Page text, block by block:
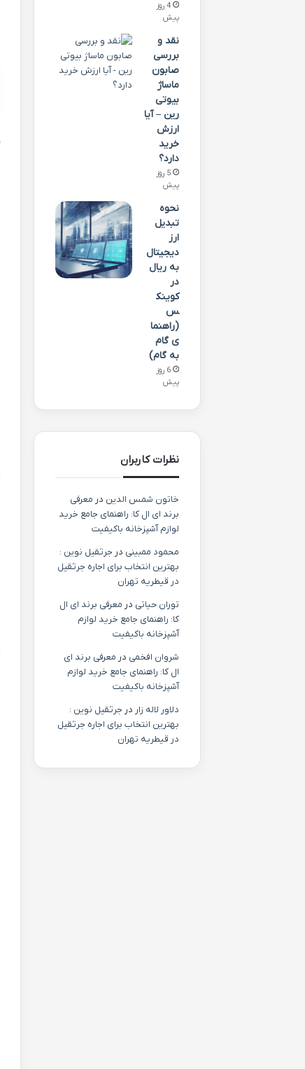
4 روز
پیش
نقد و
بررسی
صابون
ماساژ
بیوتی
رین – آیا
ارزش
خرید
دارد؟
5 روز
پیش
نحوه
تبدیل
ارز
دیجیتال
به ریال
در
کوینک
س
(راهنما
ی گام
به گام)
6 روز
پیش
نظرات کاربران
خاتون شمس الدین در معرفی
برند ای ال کا: راهنمای جامع خرید
لوازم آشپزخانه باکیفیت
محمود ممبینی در جرثقیل نوین :
بهترین انتخاب برای اجاره جرثقیل
در قیطریه تهران
توران حیاتی در معرفی برند ای ال
کا: راهنمای جامع خرید لوازم
آشپزخانه باکیفیت
شروان افخمی در معرفی برند ای
ال کا: راهنمای جامع خرید لوازم
آشپزخانه باکیفیت
دلاور لاله زار در جرثقیل نوین :
بهترین انتخاب برای اجاره جرثقیل
در قیطریه تهران